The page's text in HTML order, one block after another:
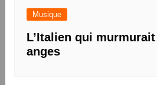
Musique
L’Italien qui
anges